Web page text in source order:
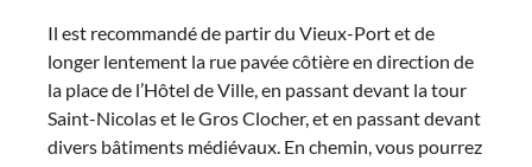
Il est recommandé de partir du Vieux-Port et de
longer lentement la rue pavée côtière en direction de
la place de l’Hôtel de Ville, en passant devant la tour
Saint-Nicolas et le Gros Clocher, et en passant devant
divers bâtiments médiévaux. En chemin, vous pourrez